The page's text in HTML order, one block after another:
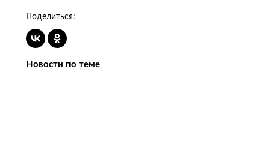
Поделиться:
Новости по теме